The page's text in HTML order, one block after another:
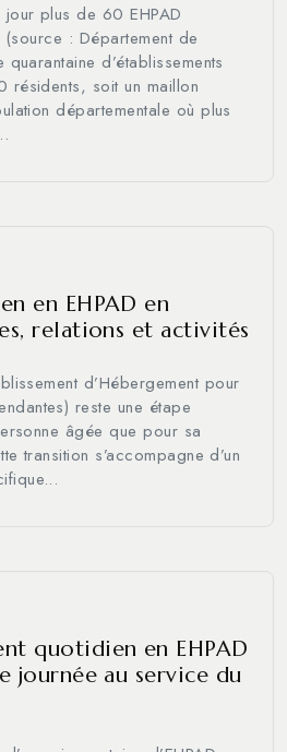
jour plus de 60 EHPAD
: Département de
d’établissements
soit un maillon
départementale où plus
en EHPAD en
relations et activités
d’Hébergement pour
reste une étape
âgée que pour sa
transition s’accompagne d’un
quotidien en EHPAD
journée au service du